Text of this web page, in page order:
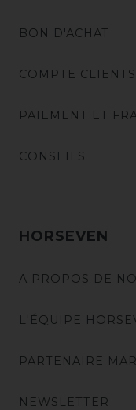
BON D'ACHAT
COMPTE CLIENTS
PAIEMENT ET
CONSEILS
HORSEVEN
A PROPOS DE
L'ÉQUIPE
PARTENAIRE
NEWSLETTER